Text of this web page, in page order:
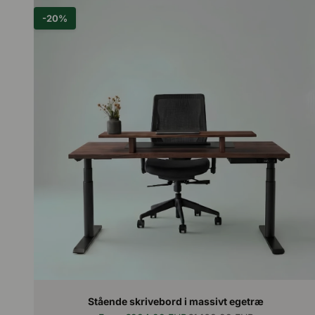
-20%
Stående skrivebord i massivt egetræ